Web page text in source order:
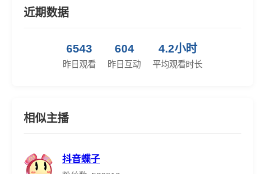
近期数据
6543
昨日观看
604
昨日互动
4.2小时
平均观看时长
相似主播
抖音蝶子